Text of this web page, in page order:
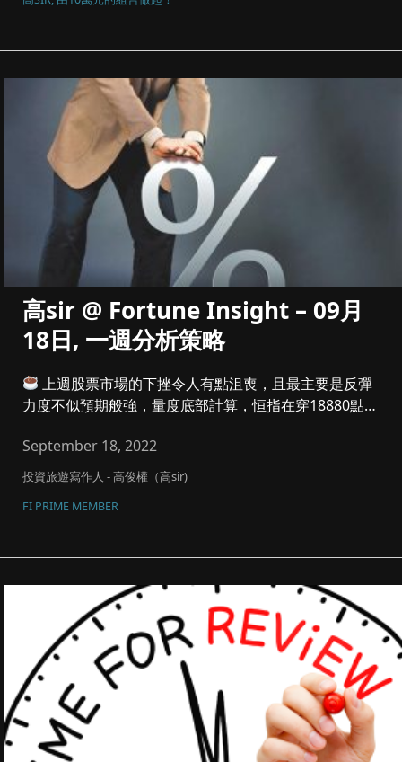
高sir @ Fortune Insight – 09月
18日, 一週分析策略
上週股票市場的下挫令人有點沮喪，且最主要是反彈
力度不似預期般強，量度底部計算，恒指在穿18880點
September 18, 2022
投資旅遊寫作人 - 高俊權（高sir)
FI PRIME MEMBER